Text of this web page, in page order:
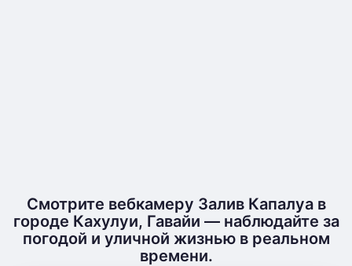
Смотрите вебкамеру Залив Капалуа в
городе Кахулуи, Гавайи — наблюдайте за
погодой и уличной жизнью в реальном
времени.